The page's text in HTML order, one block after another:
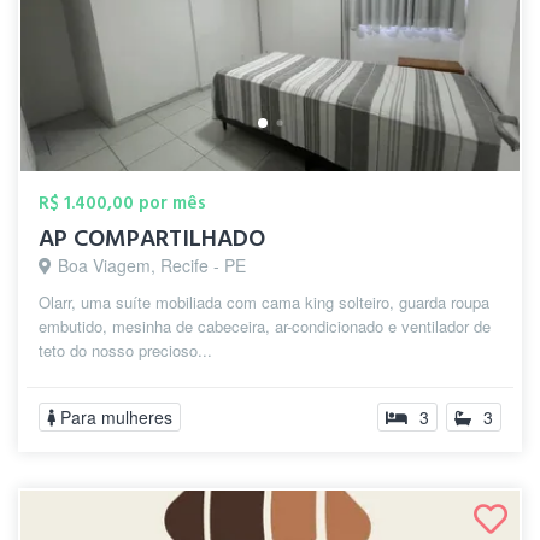
R$ 1.400,00 por mês
AP COMPARTILHADO
Boa Viagem, Recife - PE
Olarr, uma suíte mobiliada com cama king solteiro, guarda roupa
embutido, mesinha de cabeceira, ar-condicionado e ventilador de
teto do nosso precioso...
Para mulheres 3 3